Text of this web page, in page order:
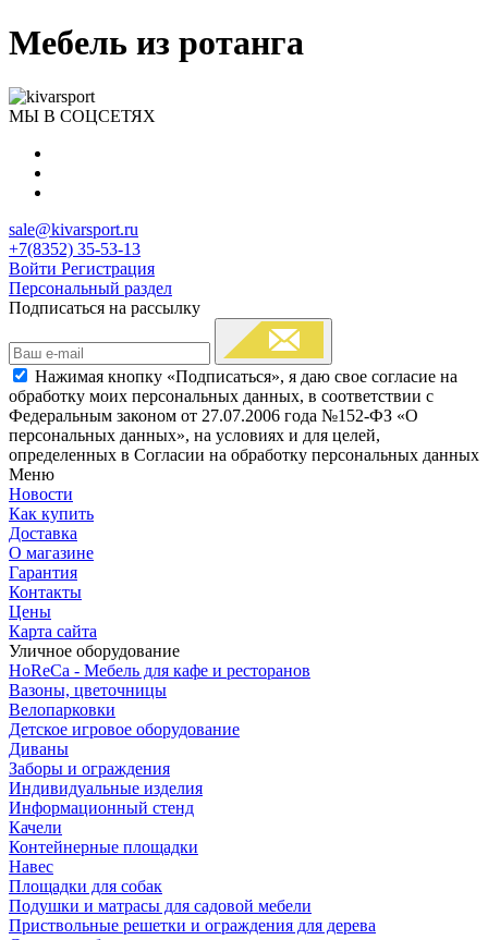
Мебель из ротанга
МЫ В СОЦСЕТЯХ
sale@kivarsport.ru
+7(8352) 35-53-13
Войти Регистрация
Персональный раздел
Подписаться на рассылку
Нажимая кнопку «Подписаться», я даю свое согласие на
обработку моих персональных данных, в соответствии с
Федеральным законом от 27.07.2006 года №152-ФЗ «О
персональных данных», на условиях и для целей,
определенных в Согласии на обработку персональных данных
Меню
Новости
Как купить
Доставка
О магазине
Гарантия
Контакты
Цены
Карта сайта
Уличное оборудование
HoReCa - Мебель для кафе и ресторанов
Вазоны, цветочницы
Велопарковки
Детское игровое оборудование
Диваны
Заборы и ограждения
Индивидуальные изделия
Информационный стенд
Качели
Контейнерные площадки
Навес
Площадки для собак
Подушки и матрасы для садовой мебели
Приствольные решетки и ограждения для дерева